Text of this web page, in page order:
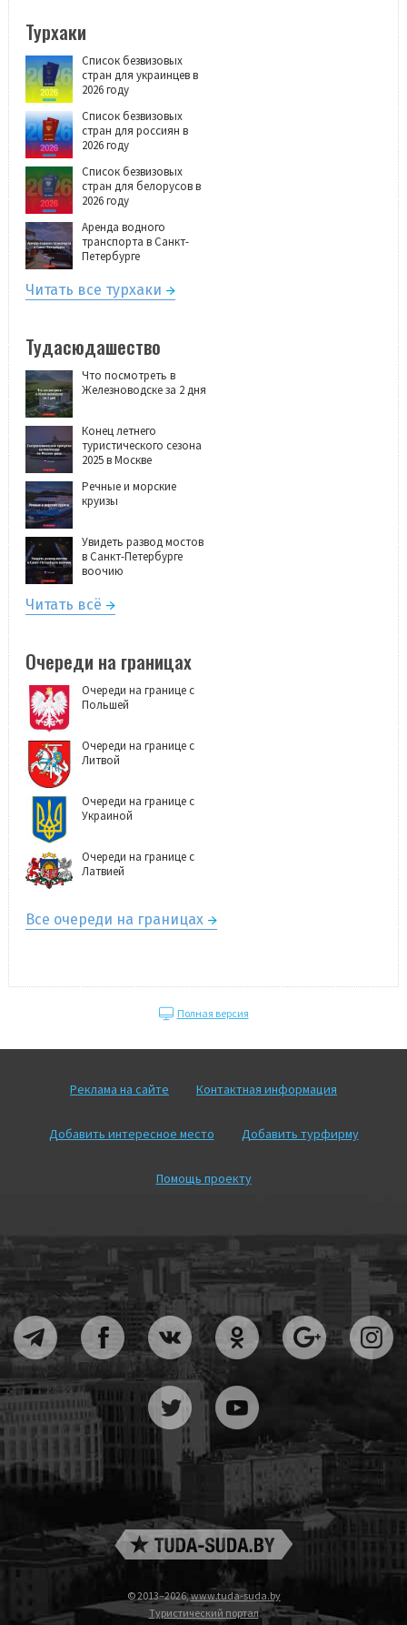
Турхаки
Список безвизовых
стран для украинцев в
2026 году
Список безвизовых
стран для россиян в
2026 году
Список безвизовых
стран для белорусов в
2026 году
Аренда водного
транспорта в Санкт-
Петербурге
Читать все турхаки
Тудасюдашество
Что посмотреть в
Железноводске за 2 дня
Конец летнего
туристического сезона
2025 в Москве
Речные и морские
круизы
Увидеть развод мостов
в Санкт-Петербурге
воочию
Читать всё
Очереди на границах
Очереди на границе с
Польшей
Очереди на границе с
Литвой
Очереди на границе с
Украиной
Очереди на границе с
Латвией
Все очереди на границах
Полная версия
Реклама на сайте Контактная информация
Добавить интересное место Добавить турфирму
Помощь проекту
© 2013–2026,www.tuda-suda.by
Туристический портал